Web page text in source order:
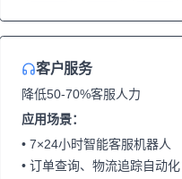
客户服务
降低50-70%客服人力
应用场景：
• 7×24小时智能客服机器人
• 订单查询、物流追踪自动化